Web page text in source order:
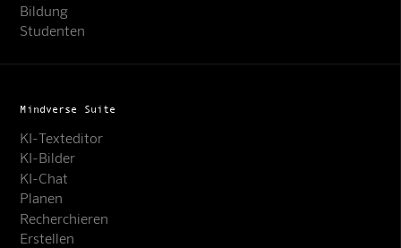
Bildung
Studenten
Mindverse Suite
KI-Texteditor
KI-Bilder
KI-Chat
Planen
Recherchieren
Erstellen